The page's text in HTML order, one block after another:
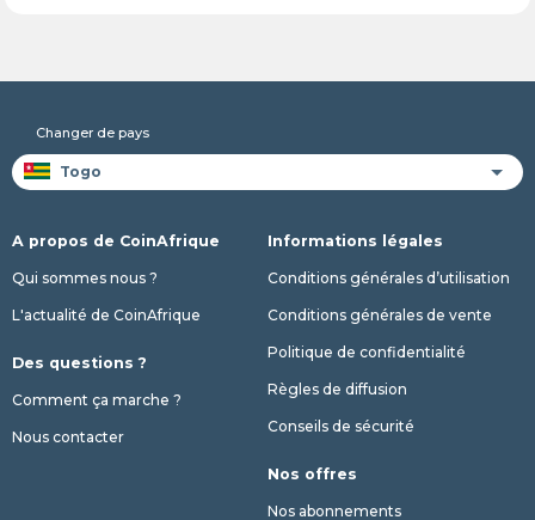
Changer de pays
A propos de CoinAfrique
Qui sommes nous ?
L'actualité de CoinAfrique
Des questions ?
Comment ça marche ?
Nous contacter
Informations légales
Conditions générales d’utilisation
Conditions générales de vente
Politique de confidentialité
Règles de diffusion
Conseils de sécurité
Nos offres
Nos abonnements